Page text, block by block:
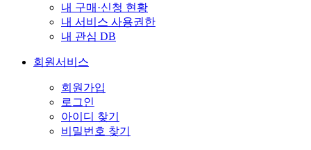
내 구매·신청 현황
내 서비스 사용권한
내 관심 DB
회원서비스
회원가입
로그인
아이디 찾기
비밀번호 찾기